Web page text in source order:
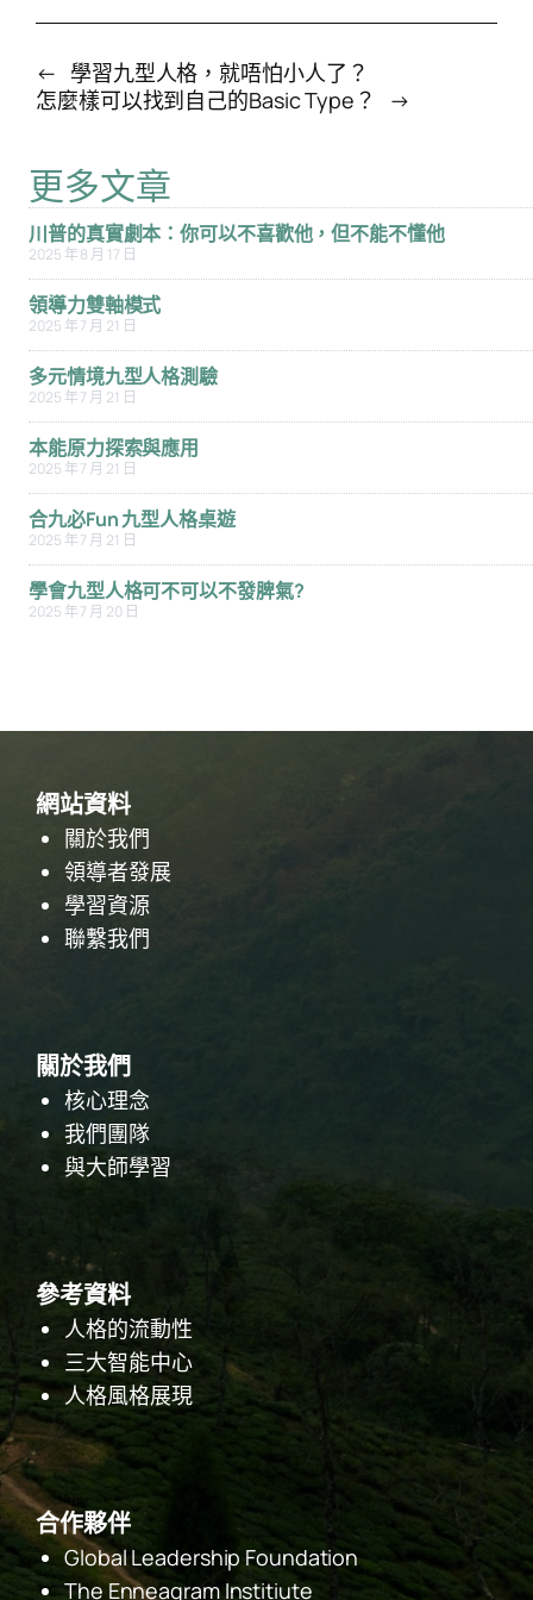
搜
尋
← 學習九型人格，就唔怕小人了？
怎麼樣可以找到自己的Basic Type？
→
更多文章
川普的真實劇本：你可以不喜歡他，但不能不懂他
2025 年 8 月 17 日
領導力雙軸模式
2025 年 7 月 21 日
多元情境九型人格測驗
2025 年 7 月 21 日
本能原力探索與應用
2025 年 7 月 21 日
合九必Fun 九型人格桌遊
2025 年 7 月 21 日
學會九型人格可不可以不發脾氣?
2025 年 7 月 20 日
網站資料
關於我們
領導者發展
學習資源
聯繫我們
關於我們
核心理念
我們團隊
與大師學習
參考資料
人格的流動性
三大智能中心
人格風格展現
合作夥伴
Global Leadership Foundation
The Enneagram Institiute